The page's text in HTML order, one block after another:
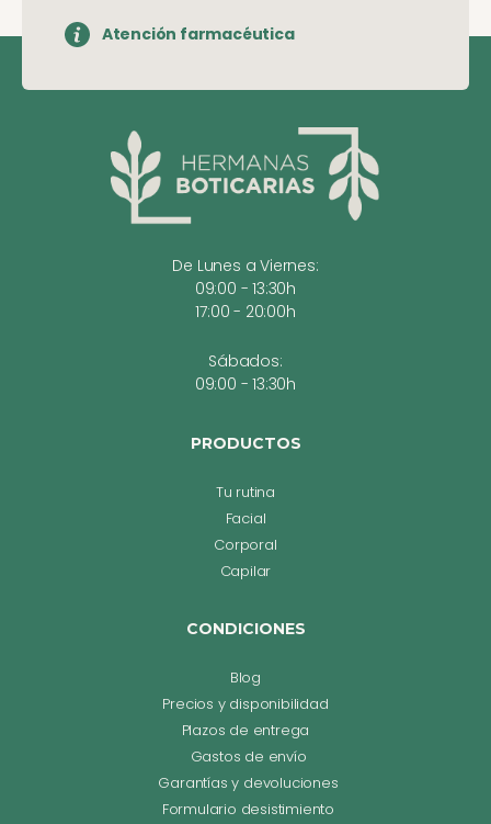
Atención farmacéutica
De Lunes a Viernes:
09:00 - 13:30h
17:00 - 20:00h
Sábados:
09:00 - 13:30h
PRODUCTOS
Tu rutina
Facial
Corporal
Capilar
CONDICIONES
Blog
Precios y disponibilidad
Plazos de entrega
Gastos de envío
Garantías y devoluciones
Formulario desistimiento